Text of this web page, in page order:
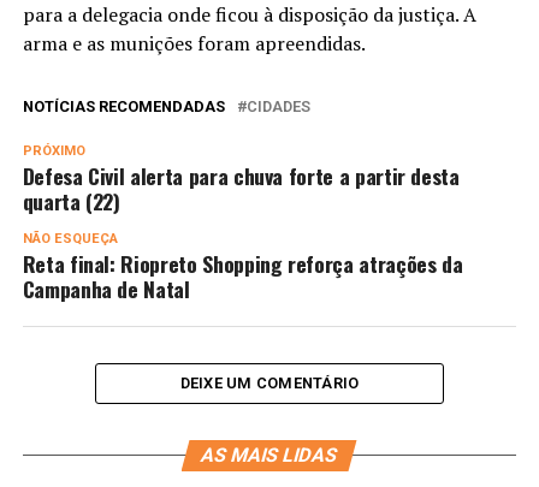
para a delegacia onde ficou à disposição da justiça. A
arma e as munições foram apreendidas.
NOTÍCIAS RECOMENDADAS CIDADES
PRÓXIMO
Defesa Civil alerta para chuva forte a partir desta
quarta (22)
NÃO ESQUEÇA
Reta final: Riopreto Shopping reforça atrações da
Campanha de Natal
DEIXE UM COMENTÁRIO
AS MAIS LIDAS